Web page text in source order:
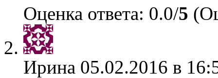
Оценка ответа: 0.0/5
Ирина 05.02.2016 в